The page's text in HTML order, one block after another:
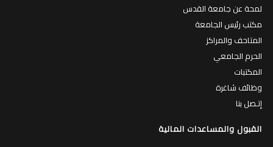
لمحة عن جامعة القدس
مكتب رئيس الجامعة
المتاحف والمراكز
الحرم الجامعي
المكتبات
وظائف شاغرة
إتـصل بنا
القبول والمساعدات المالية